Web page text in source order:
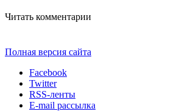
Читать комментарии
Полная версия сайта
Facebook
Twitter
RSS-ленты
E-mail рассылка